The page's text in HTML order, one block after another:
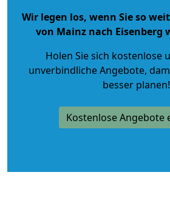
Wir legen los, wenn Sie so
von Mainz nach Eisenberg
Holen Sie sich kostenlose
unverbindliche Angebote,
besser planen!
Kostenlose Angebote